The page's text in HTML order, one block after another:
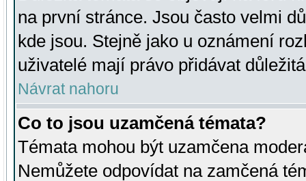
na první stránce. Jsou často velmi
kde jsou. Stejně jako u oznámení
uživatelé mají právo přidávat
Návrat nahoru
Co to jsou uzamčená témata?
Témata mohou být uzamčena
Nemůžete odpovídat na zamčená